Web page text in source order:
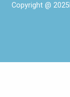
Copyright @ 2025